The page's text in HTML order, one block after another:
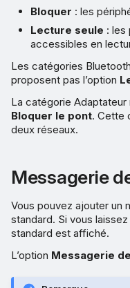
Bloquer : les
Lecture seule : les
accessibles en
Les catégories
proposent pas l’option
La catégorie Adaptateur
Bloquer le pont. Cette
deux réseaux.
Messagerie
Vous pouvez ajouter un
standard. Si vous
standard est affiché.
L’option Messagerie